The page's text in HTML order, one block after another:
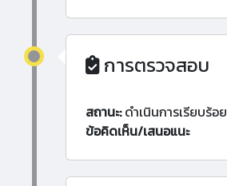
การตรวจสอบ
สถานะ:ดำเนินการเรียบร้อย
ข้อคิดเห็น/เสนอแนะ